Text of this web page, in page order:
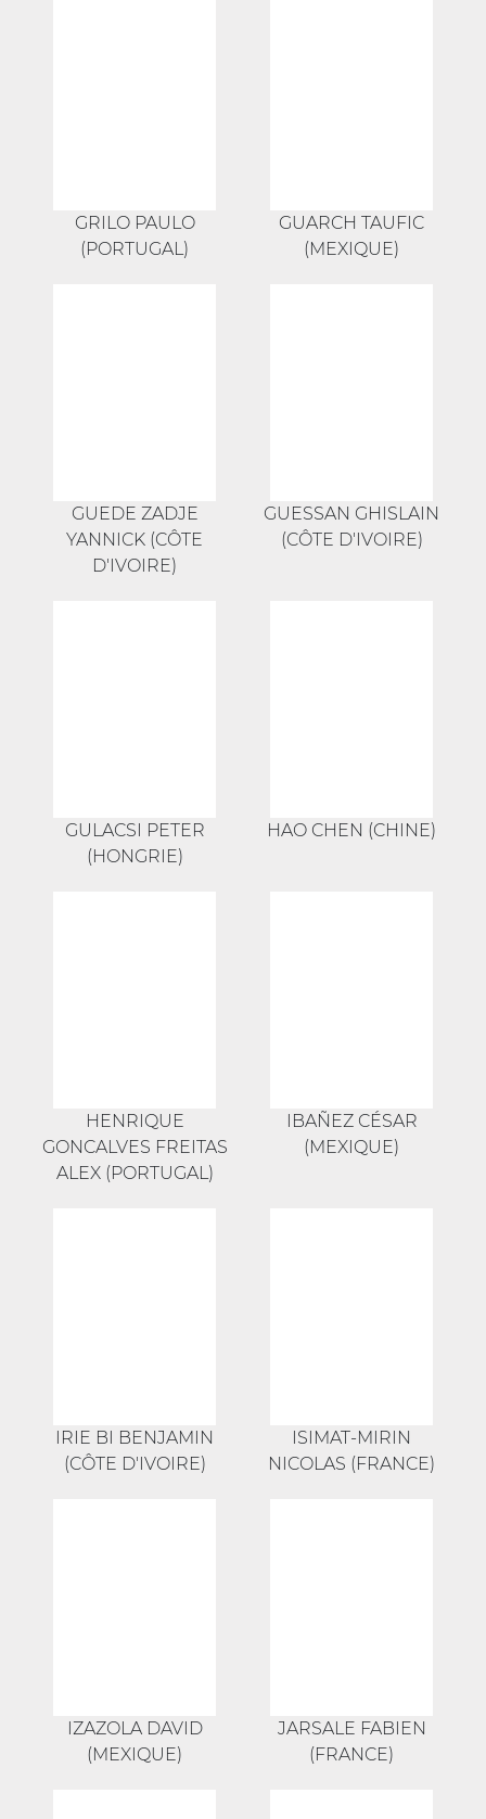
GRILO PAULO
(PORTUGAL)
GUARCH TAUFIC
(MEXIQUE)
GUEDE ZADJE
YANNICK (CÔTE
D'IVOIRE)
GUESSAN GHISLAIN
(CÔTE D'IVOIRE)
GULACSI PETER
(HONGRIE)
HAO CHEN (CHINE)
HENRIQUE
GONCALVES FREITAS
ALEX (PORTUGAL)
IBAÑEZ CÉSAR
(MEXIQUE)
IRIE BI BENJAMIN
(CÔTE D'IVOIRE)
ISIMAT-MIRIN
NICOLAS (FRANCE)
IZAZOLA DAVID
(MEXIQUE)
JARSALE FABIEN
(FRANCE)